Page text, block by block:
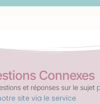
Connexes
et réponses sur le sujet
site via le service